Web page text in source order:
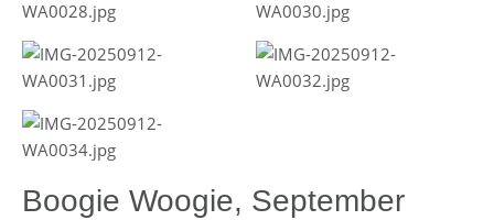
Boogie Woogie, September